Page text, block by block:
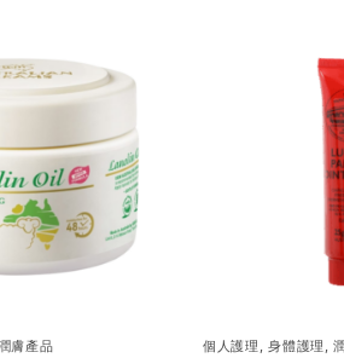
膚產品 個人護理 ,身體護理 ,